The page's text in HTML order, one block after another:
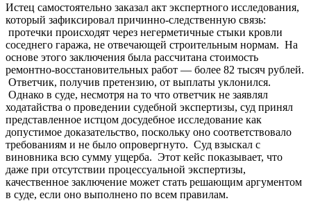
Истец самостоятельно заказал акт экспертного исследования,
который зафиксировал причинно-следственную связь:
протечки происходят через негерметичные стыки кровли
соседнего гаража, не отвечающей строительным нормам. На
основе этого заключения была рассчитана стоимость
ремонтно-восстановительных работ — более 82 тысяч рублей.
Ответчик, получив претензию, от выплаты уклонился.
Однако в суде, несмотря на то что ответчик не заявлял
ходатайства о проведении судебной экспертизы, суд принял
представленное истцом досудебное исследование как
допустимое доказательство, поскольку оно соответствовало
требованиям и не было опровергнуто. Суд взыскал с
виновника всю сумму ущерба. Этот кейс показывает, что
даже при отсутствии процессуальной экспертизы,
качественное заключение может стать решающим аргументом
в суде, если оно выполнено по всем правилам.